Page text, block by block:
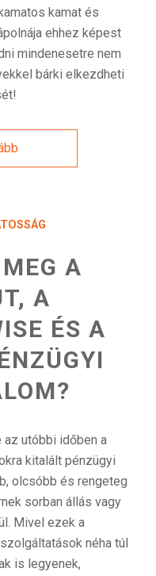
kamat és
ehhez képest
mindenesetre nem
bárki elkezdheti
A
A
ÉS A
az utóbbi időben a
kitalált pénzügyi
olcsóbb és rengeteg
sorban állás vagy
Mivel ezek a
néha túl
is legyenek,